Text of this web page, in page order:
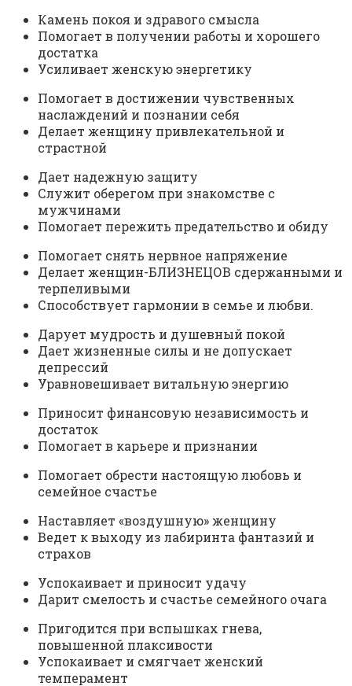
Камень покоя и здравого смысла
Помогает в получении работы и хорошего
достатка
Усиливает женскую энергетику
Помогает в достижении чувственных
наслаждений и познании себя
Делает женщину привлекательной и
страстной
Дает надежную защиту
Служит оберегом при знакомстве с
мужчинами
Помогает пережить предательство и обиду
Помогает снять нервное напряжение
Делает женщин-БЛИЗНЕЦОВ сдержанными и
терпеливыми
Способствует гармонии в семье и любви.
Дарует мудрость и душевный покой
Дает жизненные силы и не допускает
депрессий
Уравновешивает витальную энергию
Приносит финансовую независимость и
достаток
Помогает в карьере и признании
Помогает обрести настоящую любовь и
семейное счастье
Наставляет «воздушную» женщину
Ведет к выходу из лабиринта фантазий и
страхов
Успокаивает и приносит удачу
Дарит смелость и счастье семейного очага
Пригодится при вспышках гнева,
повышенной плаксивости
Успокаивает и смягчает женский
темперамент